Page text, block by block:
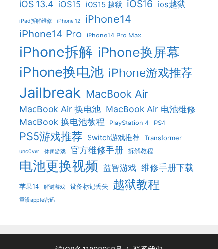
iOS 13.4 iOS15 iOS15 越狱 iOS16 ios越狱
iPad拆解维修 iPhone 12 iPhone14
iPhone14 Pro iPhone14 Pro Max
iPhone拆解 iPhone换屏幕
iPhone换电池 iPhone游戏推荐
Jailbreak MacBook Air
MacBook Air 换电池 MacBook Air 电池维修
MacBook 换电池教程
PlayStation 4 PS4
PS5游戏推荐 Switch游戏推荐 Transformer
unc0ver 休闲游戏 官方维修手册 拆解教程
电池更换视频 益智游戏 维修手册下载
苹果14 解谜游戏 设备标记丢失 越狱教程
重设apple密码